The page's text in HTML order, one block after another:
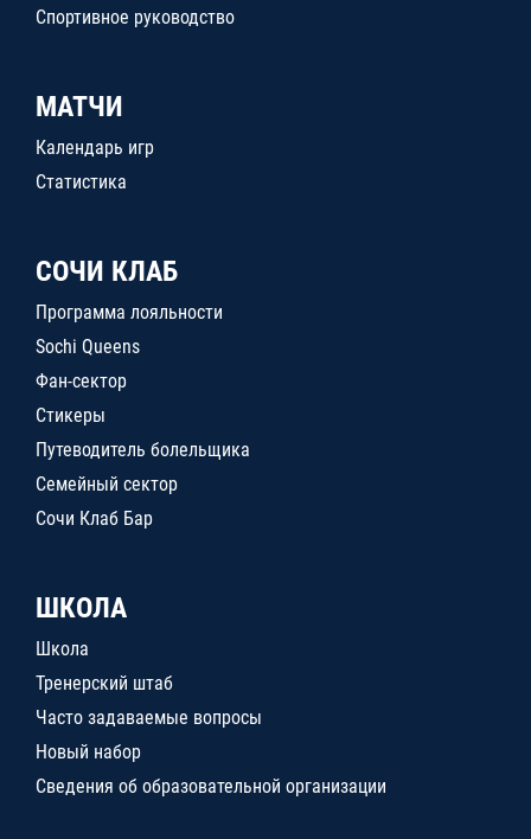
Спортивное руководство
МАТЧИ
Календарь игр
Статистика
СОЧИ КЛАБ
Программа лояльности
Sochi Queens
Фан-сектор
Стикеры
Путеводитель болельщика
Семейный сектор
Сочи Клаб Бар
ШКОЛА
Школа
Тренерский штаб
Часто задаваемые вопросы
Новый набор
Сведения об образовательной организации